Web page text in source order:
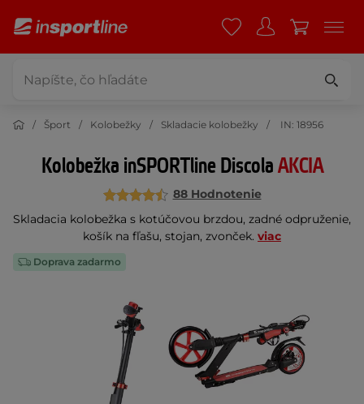
Šport Kolobežky Skladacie kolobežky IN: 18956
Kolobežka inSPORTline DiscolaAKCIA
88 Hodnotenie
Skladacia kolobežka s kotúčovou brzdou, zadné odpruženie,
košík na fľašu, stojan, zvonček. viac
Doprava zadarmo